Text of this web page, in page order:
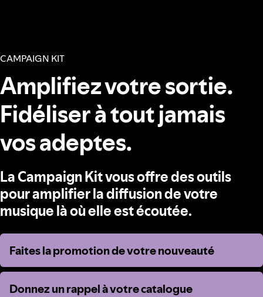
CAMPAIGN KIT
Amplifiez votre sortie.
Fidéliser à tout jamais
vos adeptes.
La Campaign Kit vous offre des outils
pour amplifier la diffusion de votre
musique là où elle est écoutée.
Faites la promotion de votre nouveauté
Faites la promotion de votre nouveauté
Donnez un rappel à votre catalogue
Donnez un rappel à votre catalogue